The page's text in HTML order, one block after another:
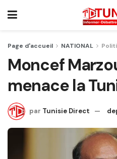
Page d'accueil NATIONAL
Moncef
menace la
par Tunisie Direct